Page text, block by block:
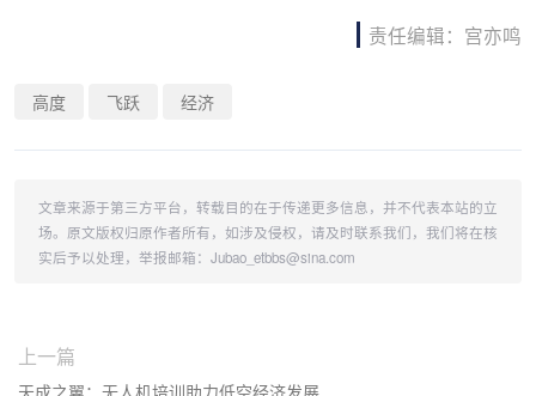
责任编辑：宫亦鸣
高度 飞跃 经济
文章来源于第三方平台，转载目的在于传递更多信息，并不代表本站的立
场。原文版权归原作者所有，如涉及侵权，请及时联系我们，我们将在核
实后予以处理，举报邮箱：Jubao_etbbs@sina.com
上一篇
天成之翼：无人机培训助力低空经济发展